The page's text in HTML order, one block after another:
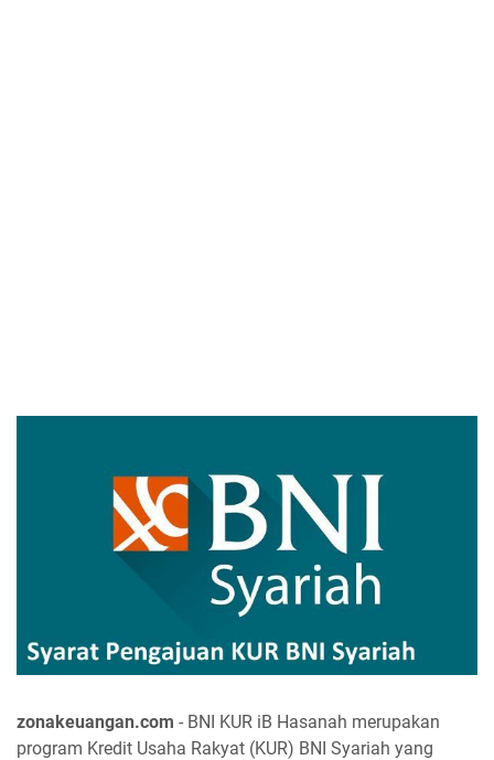
zonakeuangan.com - BNI KUR iB Hasanah merupakan
program Kredit Usaha Rakyat (KUR) BNI Syariah yang